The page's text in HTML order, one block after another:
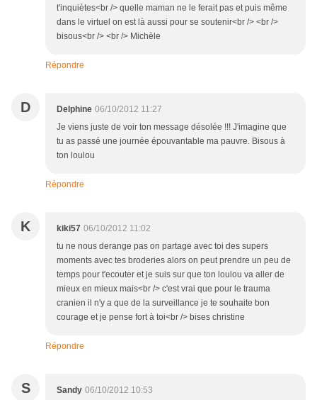
t'inquiètes<br /> quelle maman ne le ferait pas et puis même
dans le virtuel on est là aussi pour se soutenir<br /> <br />
bisous<br /> <br /> Michèle
Répondre
D Delphine 06/10/2012 11:27
Je viens juste de voir ton message désolée !!! J'imagine que
tu as passé une journée épouvantable ma pauvre. Bisous à
ton loulou
Répondre
K kiki57 06/10/2012 11:02
tu ne nous derange pas on partage avec toi des supers
moments avec tes broderies alors on peut prendre un peu de
temps pour t'ecouter et je suis sur que ton loulou va aller de
mieux en mieux mais<br /> c'est vrai que pour le trauma
cranien il n'y a que de la surveillance je te souhaite bon
courage et je pense fort à toi<br /> bises christine
Répondre
S Sandy 06/10/2012 10:53